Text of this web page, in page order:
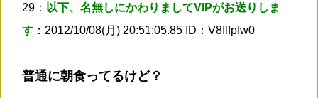
29： 以下、名無しにかわりましてVIPがお送りしま
す ：2012/10/08(月) 20:51:05.85 ID：V8Ilfpfw0
普通に朝食ってるけど？